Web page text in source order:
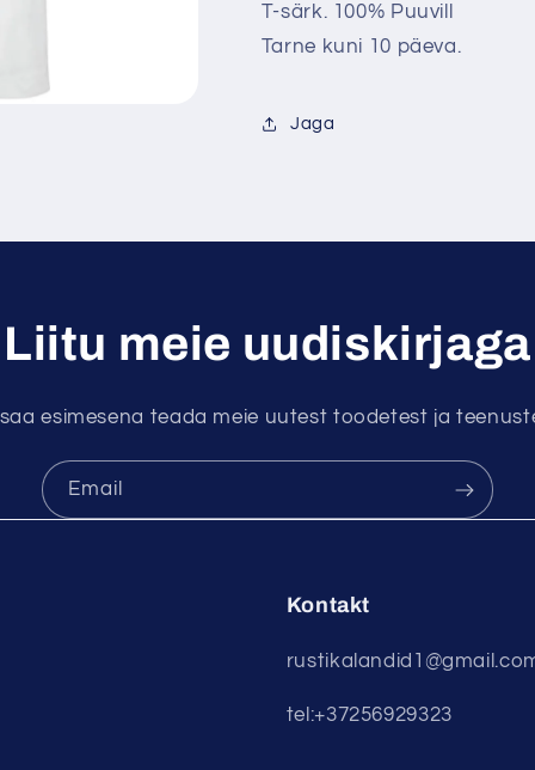
T-särk. 100% Puuvill
Tarne kuni 10 päeva.
Jaga
Liitu meie uudiskirjaga
esimesena teada meie uutest toodetest ja
Email
Kontakt
tel:+37256929323